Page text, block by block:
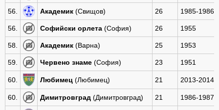
56. Академик (Свищов) 26 1985-1986
56. Софийски орлета (София) 26 1955
58. Академик (Варна) 25 1953
59. Червено знаме (София) 23 1951
60. Любимец (Любимец) 21 2013-2014
60. Димитровград (Димитровград) 21 1986-1987